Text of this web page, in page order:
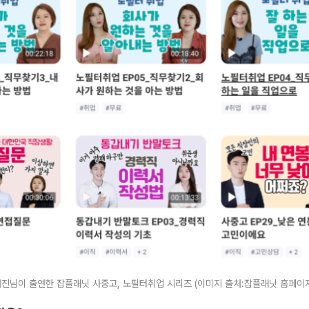
님이 출연한 잡플래닛 사중고, 노필터취업 시리즈 (이미지 출처:잡플래닛 홈페이